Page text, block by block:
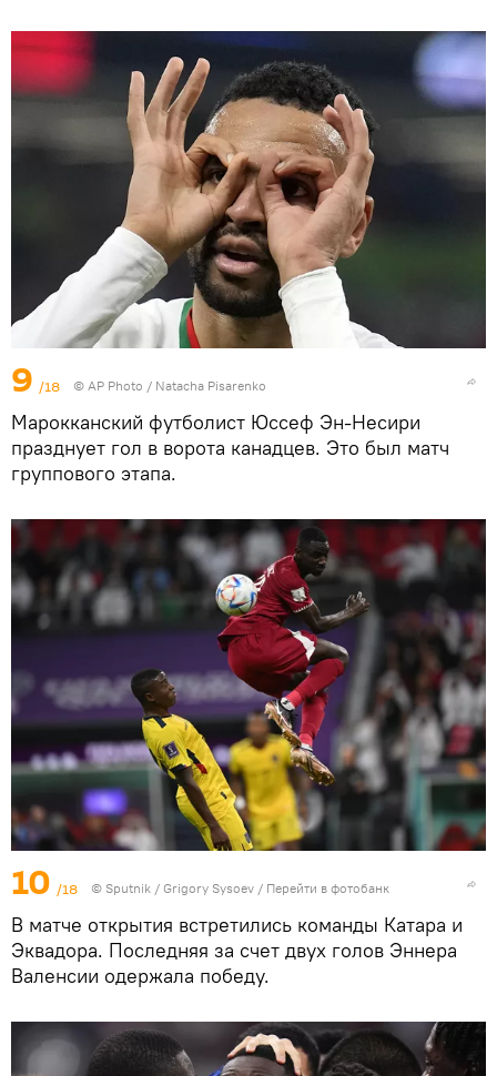
9 /18 © AP Photo / Natacha Pisarenko
Марокканский футболист Юссеф Эн-Несири
празднует гол в ворота канадцев. Это был матч
группового этапа.
10 /18 © Sputnik / Grigory Sysoev / Перейти в фотобанк
В матче открытия встретились команды Катара и
Эквадора. Последняя за счет двух голов Эннера
Валенсии одержала победу.